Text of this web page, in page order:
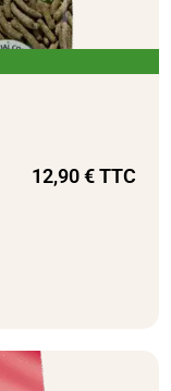
12,90€TTC